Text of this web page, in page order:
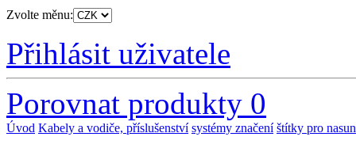
Zvolte měnu:
Přihlásit uživatele
Porovnat produkty 0
Úvod Kabely a vodiče, příslušenství systémy značení štítky pro